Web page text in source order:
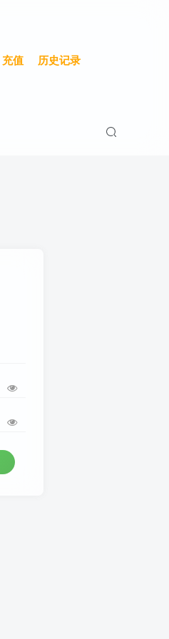
充值 历史记录